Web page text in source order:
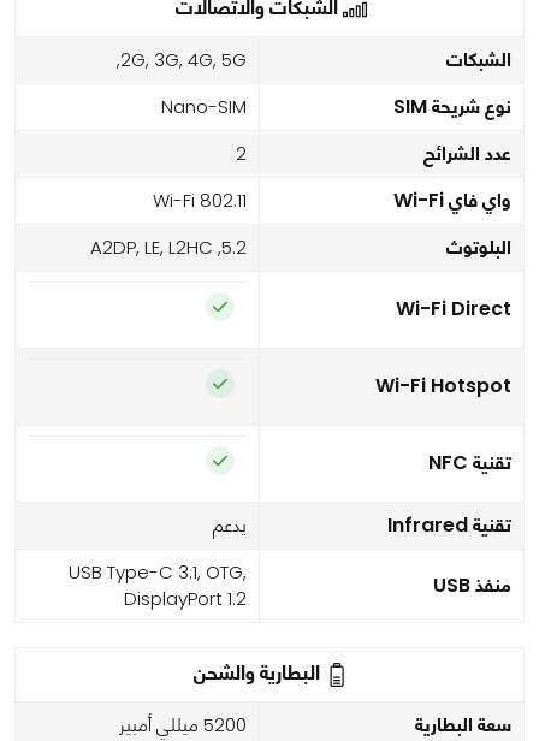
الشبكات والاتصالات
الشبكات 2G, 3G, 4G, 5G,
نوع شريحة SIM Nano-SIM
عدد الشرائح 2
واي فاي Wi-Fi Wi-Fi 802.11
البلوتوث 5.2, A2DP, LE, L2HC
Wi-Fi Direct
Wi-Fi Hotspot
تقنية NFC
تقنية Infrared يدعم
منفذ USB
USB Type-C 3.1, OTG,
DisplayPort 1.2
البطارية والشحن
سعة البطارية 5200 ميللي أمبير